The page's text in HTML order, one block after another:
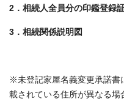
2．相続人全員分の印鑑登録
3．相続関係説明図
※未登記家屋名義変更承諾書
載されている住所が異なる場